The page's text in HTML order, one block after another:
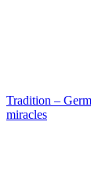
Tradition –
miracles